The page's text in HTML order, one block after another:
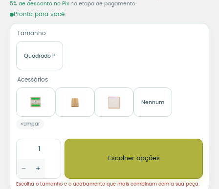
5% de desconto no Pix na etapa de pagamento.
Pronta para você
Tamanho
Quadrado P
Acessórios
Nenhum
Limpar
Azulejo Decorativo É Preciso um Grande Coração para Moldar
− +
Escolher opções
Escolha o tamanho e o acabamento que mais combinam com a sua peça.